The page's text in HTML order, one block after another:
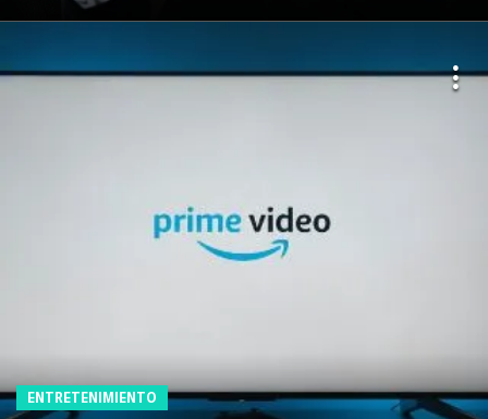
ENTRETENIMIENTO